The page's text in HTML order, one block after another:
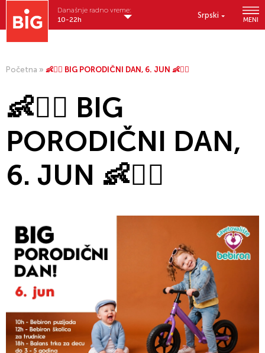
Srpski
MENI
Današnje radno vreme:
10-22h
Početna » 👶🚴‍♂️ BIG PORODIČNI DAN, 6. JUN 👶🚴‍♂️
👶🚴‍♂️ BIG
PORODIČNI DAN,
6. JUN 👶🚴‍♂️